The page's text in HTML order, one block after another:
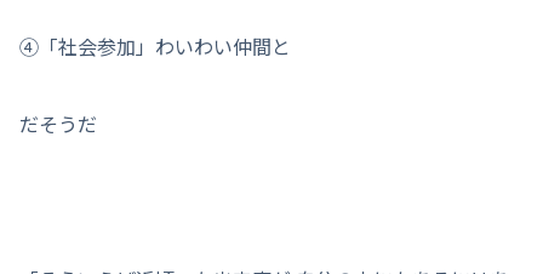
④「社会参加」わいわい仲間と
だそうだ